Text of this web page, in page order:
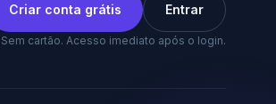
Criar conta grátis Entrar
Sem cartão. Acesso imediato após o login.